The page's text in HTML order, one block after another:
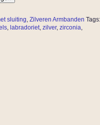
sluiting Zilveren Armbanden Tags:
, labradoriet, zilver, zirconia